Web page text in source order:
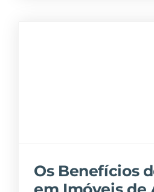
Os Benefícios